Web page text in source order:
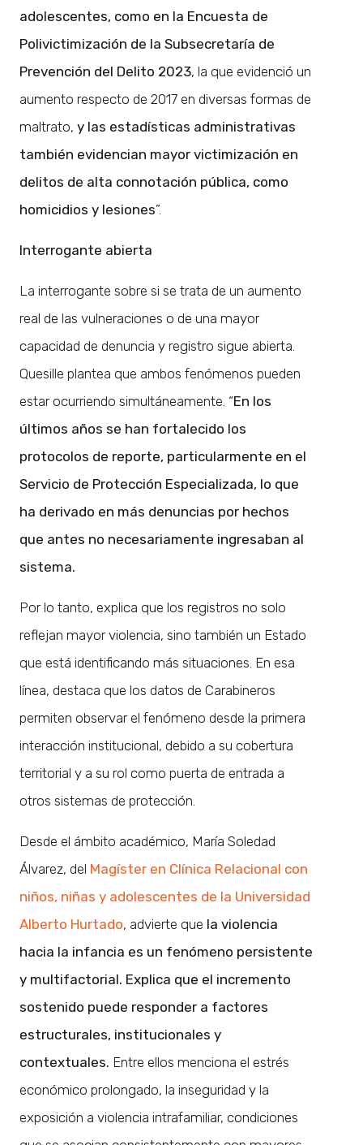
adolescentes, como en la Encuesta de
Polivictimización de la Subsecretaría de
Prevención del Delito 2023, la que evidenció un
aumento respecto de 2017 en diversas formas de
maltrato, y las estadísticas administrativas
también evidencian mayor victimización en
delitos de alta connotación pública, como
homicidios y lesiones”.
Interrogante abierta
La interrogante sobre si se trata de un aumento
real de las vulneraciones o de una mayor
capacidad de denuncia y registro sigue abierta.
Quesille plantea que ambos fenómenos pueden
estar ocurriendo simultáneamente. “En los
últimos años se han fortalecido los
protocolos de reporte, particularmente en el
Servicio de Protección Especializada, lo que
ha derivado en más denuncias por hechos
que antes no necesariamente ingresaban al
sistema.
Por lo tanto, explica que los registros no solo
reflejan mayor violencia, sino también un Estado
que está identificando más situaciones. En esa
línea, destaca que los datos de Carabineros
permiten observar el fenómeno desde la primera
interacción institucional, debido a su cobertura
territorial y a su rol como puerta de entrada a
otros sistemas de protección.
Desde el ámbito académico, María Soledad
Álvarez, del Magíster en Clínica Relacional con
niños, niñas y adolescentes de la Universidad
Alberto Hurtado, advierte que la violencia
hacia la infancia es un fenómeno persistente
y multifactorial. Explica que el incremento
sostenido puede responder a factores
estructurales, institucionales y
contextuales. Entre ellos menciona el estrés
económico prolongado, la inseguridad y la
exposición a violencia intrafamiliar, condiciones